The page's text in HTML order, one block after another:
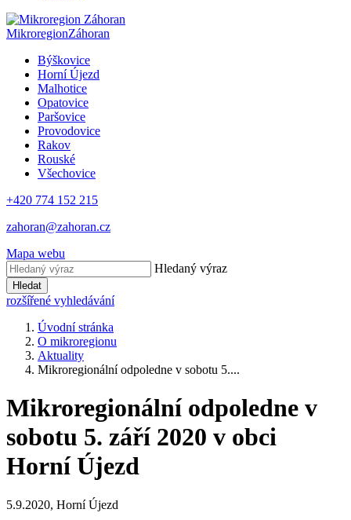
MikroregionZáhoran
Býškovice
Horní Újezd
Malhotice
Opatovice
Paršovice
Provodovice
Rakov
Rouské
Všechovice
+420 774 152 215
zahoran@zahoran.cz
Mapa webu
Hledaný výraz
Hledat
rozšířené vyhledávání
Úvodní stránka
O mikroregionu
Aktuality
Mikroregionální odpoledne v sobotu 5....
Mikroregionální odpoledne v
sobotu 5. září 2020 v obci
Horní Újezd
5.9.2020, Horní Újezd